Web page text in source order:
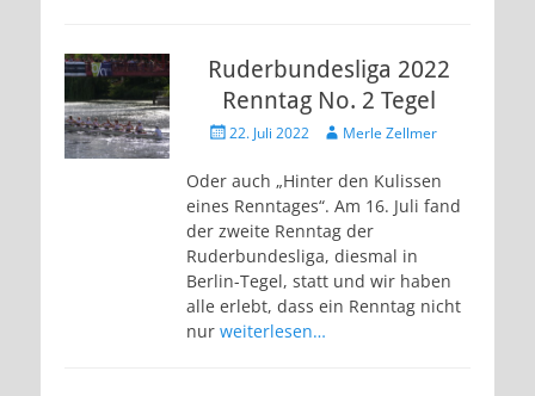
Ruderbundesliga 2022
Renntag No. 2 Tegel
Veröffentlicht
22. Juli 2022 AutorMerle Zellmer
Oder auch „Hinter den Kulissen
eines Renntages“. Am 16. Juli fand
der zweite Renntag der
Ruderbundesliga, diesmal in
Berlin-Tegel, statt und wir haben
alle erlebt, dass ein Renntag nicht
nur weiterlesen…